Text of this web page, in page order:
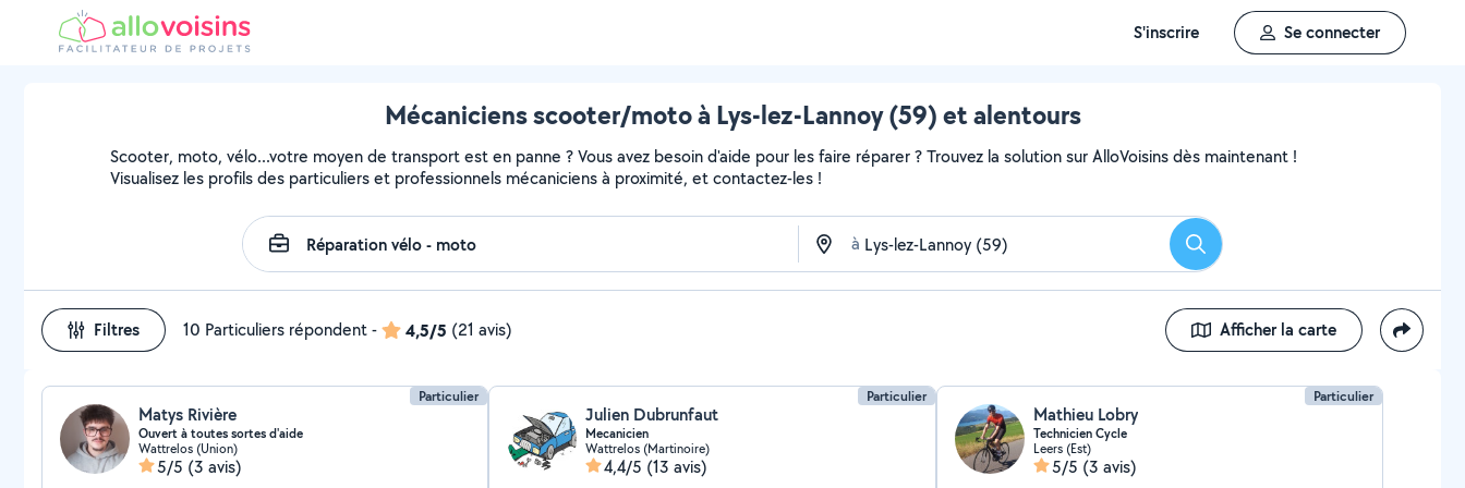
S'inscrire Se connecter
Mécaniciens scooter/moto à Lys-lez-Lannoy (59) et alentours
Scooter, moto, vélo...votre moyen de transport est en panne ? Vous avez besoin d'aide pour les faire réparer ? Trouvez la solution sur AlloVoisins dès maintenant !
Visualisez les profils des particuliers et professionnels mécaniciens à proximité, et contactez-les !
à Rechercher
Filtres 10 Particuliers répondent- 4,5/5 (21 avis) Afficher la carte
Particulier
Matys Rivière
Ouvert à toutes sortes d'aide
Wattrelos (Union)
5/5 (3 avis)
Particulier
Julien Dubrunfaut
Mecanicien
Wattrelos (Martinoire)
4,4/5 (13 avis)
Particulier
Mathieu Lobry
Technicien Cycle
Leers (Est)
5/5 (3 avis)